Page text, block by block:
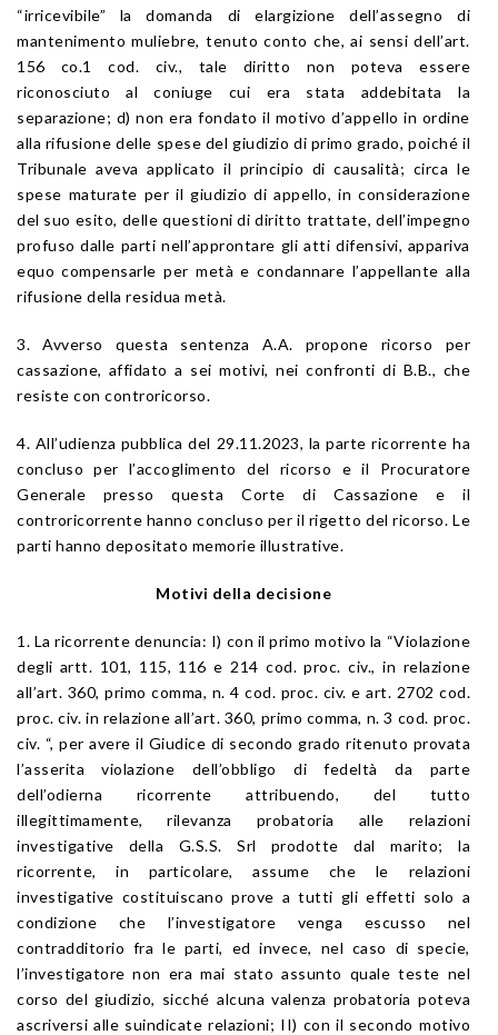
“irricevibile” la domanda di elargizione dell’assegno di
mantenimento muliebre, tenuto conto che, ai sensi dell’art.
156 co.1 cod. civ., tale diritto non poteva essere
riconosciuto al coniuge cui era stata addebitata la
separazione; d) non era fondato il motivo d’appello in ordine
alla rifusione delle spese del giudizio di primo grado, poiché il
Tribunale aveva applicato il principio di causalità; circa le
spese maturate per il giudizio di appello, in considerazione
del suo esito, delle questioni di diritto trattate, dell’impegno
profuso dalle parti nell’approntare gli atti difensivi, appariva
equo compensarle per metà e condannare l’appellante alla
rifusione della residua metà.
3. Avverso questa sentenza A.A. propone ricorso per
cassazione, affidato a sei motivi, nei confronti di B.B., che
resiste con controricorso.
4. All’udienza pubblica del 29.11.2023, la parte ricorrente ha
concluso per l’accoglimento del ricorso e il Procuratore
Generale presso questa Corte di Cassazione e il
controricorrente hanno concluso per il rigetto del ricorso. Le
parti hanno depositato memorie illustrative.
Motivi della decisione
1. La ricorrente denuncia: I) con il primo motivo la “Violazione
degli artt. 101, 115, 116 e 214 cod. proc. civ., in relazione
all’art. 360, primo comma, n. 4 cod. proc. civ. e art. 2702 cod.
proc. civ. in relazione all’art. 360, primo comma, n. 3 cod. proc.
civ. “, per avere il Giudice di secondo grado ritenuto provata
l’asserita violazione dell’obbligo di fedeltà da parte
dell’odierna ricorrente attribuendo, del tutto
illegittimamente, rilevanza probatoria alle relazioni
investigative della G.S.S. Srl prodotte dal marito; la
ricorrente, in particolare, assume che le relazioni
investigative costituiscano prove a tutti gli effetti solo a
condizione che l’investigatore venga escusso nel
contradditorio fra le parti, ed invece, nel caso di specie,
l’investigatore non era mai stato assunto quale teste nel
corso del giudizio, sicché alcuna valenza probatoria poteva
ascriversi alle suindicate relazioni; II) con il secondo motivo